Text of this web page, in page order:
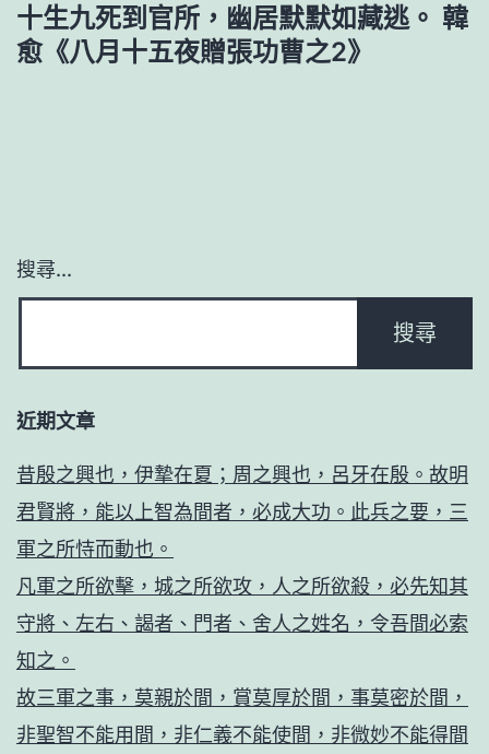
十生九死到官所，幽居默默如藏逃。 韓
愈《八月十五夜贈張功曹之2》
搜尋...
近期文章
昔殷之興也，伊摯在夏；周之興也，呂牙在殷。故明
君賢將，能以上智為間者，必成大功。此兵之要，三
軍之所恃而動也。
凡軍之所欲擊，城之所欲攻，人之所欲殺，必先知其
守將、左右、謁者、門者、舍人之姓名，令吾間必索
知之。
故三軍之事，莫親於間，賞莫厚於間，事莫密於間，
非聖智不能用間，非仁義不能使間，非微妙不能得間